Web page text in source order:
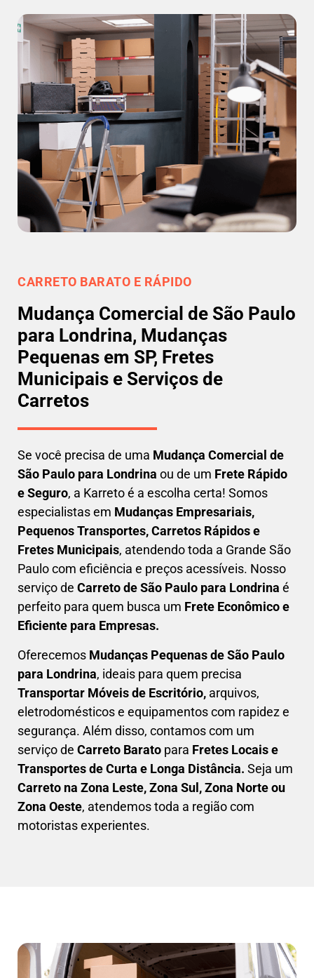
CARRETO BARATO E RÁPIDO
Mudança Comercial de São Paulo
para Londrina, Mudanças
Pequenas em SP, Fretes
Municipais e Serviços de
Carretos
Se você precisa de uma Mudança Comercial de
São Paulo para Londrina ou de um Frete Rápido
e Seguro, a Karreto é a escolha certa! Somos
especialistas em Mudanças Empresariais,
Pequenos Transportes, Carretos Rápidos e
Fretes Municipais, atendendo toda a Grande São
Paulo com eficiência e preços acessíveis. Nosso
serviço de Carretode São Paulo para Londrina é
perfeito para quem busca um Frete Econômico e
Eficiente para Empresas.
Oferecemos Mudanças Pequenasde São Paulo
para Londrina, ideais para quem precisa
Transportar Móveis de Escritório, arquivos,
eletrodomésticos e equipamentos com rapidez e
segurança. Além disso, contamos com um
serviço de Carreto Barato para Fretes Locais e
Transportes de Curta e Longa Distância. Seja um
Carreto na Zona Leste, Zona Sul, Zona Norte ou
Zona Oeste, atendemos toda a região com
motoristas experientes.